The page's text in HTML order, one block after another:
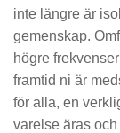
inte längre är
gemenskap.
högre
framtid ni är
för alla, en
varelse äras och